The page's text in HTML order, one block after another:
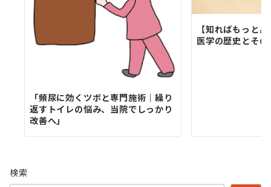
「頻尿に効くツボと専門施術｜繰り
返すトイレの悩み、当院でしっかり
改善へ」
【知ればもっと
医学の歴史とそ
検索